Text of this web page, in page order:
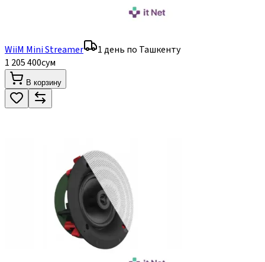
WiiM Mini Streamer
1 день по Ташкенту
1 205 400сум
В корзину